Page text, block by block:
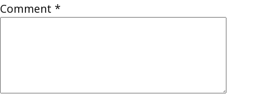
Comment *